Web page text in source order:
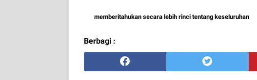
memberitahukan secara lebih rinci tentang
Berbagi :